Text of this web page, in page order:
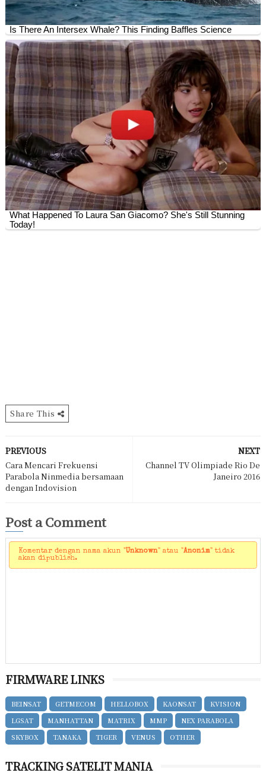
Share This
NEXT
Channel TV Olimpiade Rio De
Janeiro 2016
PREVIOUS
Cara Mencari Frekuensi
Parabola Ninmedia bersamaan
dengan Indovision
Post a Comment
Komentar dengan nama akun "Unknown" atau "Anonim" tidak
akan dipublish.
FIRMWARE LINKS
BEINSAT GETMECOM HELLOBOX KAONSAT
KVISION
LGSAT
MANHATTAN MATRIX MMP
NEX PARABOLA
SKYBOX
TANAKA TIGER VENUS OTHER
TRACKING SATELIT MANIA